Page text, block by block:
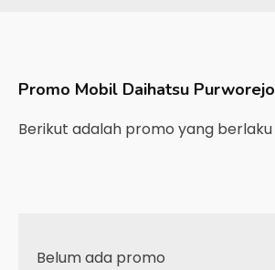
Promo Mobil Daihatsu Purworejo
Berikut adalah promo yang berlaku
Belum ada promo